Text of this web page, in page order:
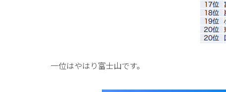
一位はやはり富士山です。